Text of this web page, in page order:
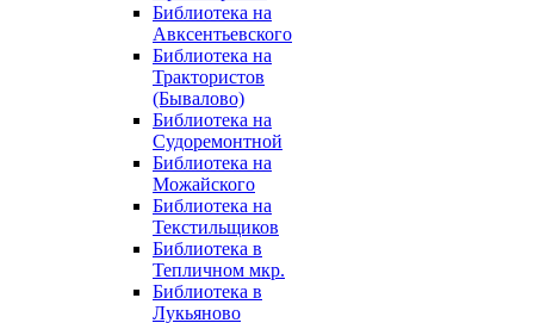
Библиотека на
Авксентьевского
Библиотека на
Трактористов
(Бывалово)
Библиотека на
Судоремонтной
Библиотека на
Можайского
Библиотека на
Текстильщиков
Библиотека в
Тепличном мкр.
Библиотека в
Лукьяново